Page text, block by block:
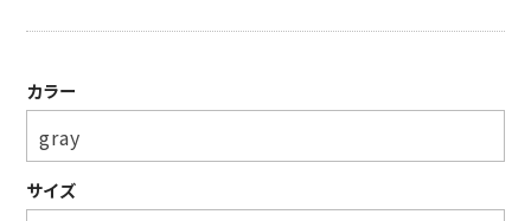
OUTER
SHIRT
KNIT
PANTS
カラー
サイズ